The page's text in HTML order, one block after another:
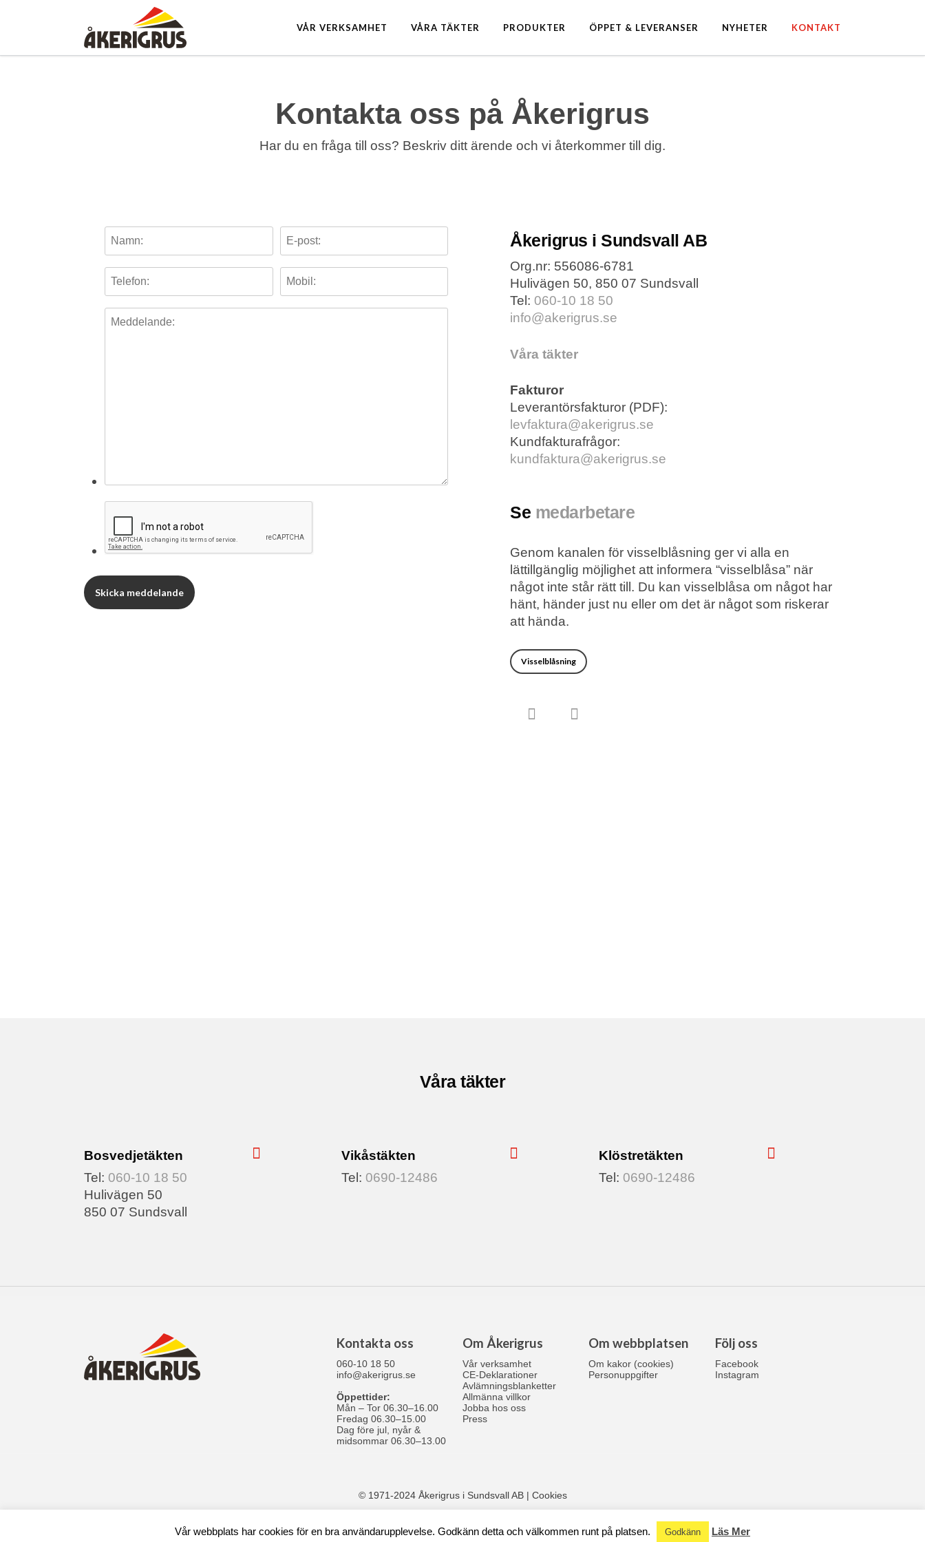
content
VÅR VERKSAMHET VÅRA TÄKTER PRODUKTER ÖPPET & LEVERANSER NYHETER KONTAKT
Kontakta oss på Åkerigrus
Har du en fråga till oss? Beskriv ditt ärende och vi återkommer till dig.
Skicka meddelande
Åkerigrus i Sundsvall AB
Org.nr: 556086-6781
Hulivägen 50, 850 07 Sundsvall
Tel:060-10 18 50
info@akerigrus.se
Våra täkter
Fakturor
Leverantörsfakturor (PDF):
levfaktura@akerigrus.se
Kundfakturafrågor:
kundfaktura@akerigrus.se
Se medarbetare
Genom kanalen för visselblåsning ger vi alla en
lättillgänglig möjlighet att informera “visselblåsa” när
något inte står rätt till. Du kan visselblåsa om något har
hänt, händer just nu eller om det är något som riskerar
att hända.
Visselblåsning
Våra täkter
Bosvedjetäkten
Tel: 060-10 18 50
Hulivägen 50
850 07 Sundsvall
Vikåstäkten
Tel: 0690-12486
Klöstretäkten
Tel: 0690-12486
Kontakta oss
060-10 18 50
info@akerigrus.se
Öppettider:
Mån – Tor 06.30–16.00
Fredag 06.30–15.00
Dag före jul, nyår &
midsommar 06.30–13.00
Om Åkerigrus
Vår verksamhet
CE-Deklarationer
Avlämningsblanketter
Allmänna villkor
Jobba hos oss
Press
Om webbplatsen
Om kakor (cookies)
Personuppgifter
Följ oss
Facebook
Instagram
© 1971-2024 Åkerigrus i Sundsvall AB | Cookies
Vår webbplats har cookies för en bra användarupplevelse. Godkänn detta och välkommen runt på platsen. Godkänn Läs Mer